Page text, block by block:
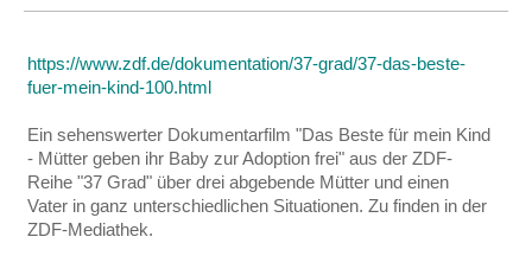
https://www.zdf.de/dokumentation/37-grad/37-das-beste-
fuer-mein-kind-100.html
Ein sehenswerter Dokumentarfilm "Das Beste für mein Kind
- Mütter geben ihr Baby zur Adoption frei" aus der ZDF-
Reihe "37 Grad" über drei abgebende Mütter und einen
Vater in ganz unterschiedlichen Situationen. Zu finden in der
ZDF-Mediathek.